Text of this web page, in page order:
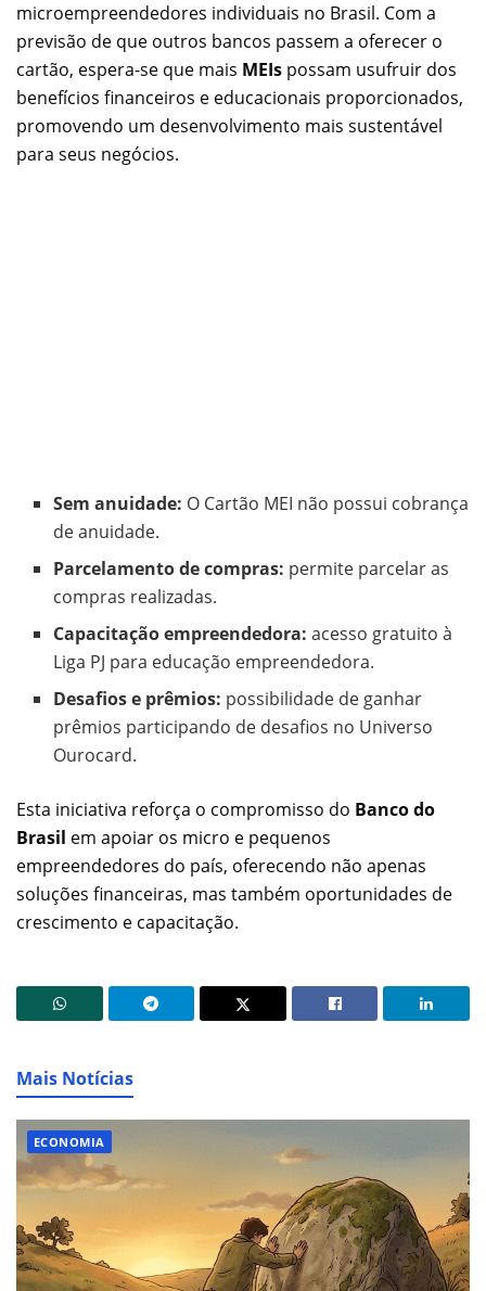
microempreendedores individuais no Brasil. Com a
previsão de que outros bancos passem a oferecer o
cartão, espera-se que mais MEIs possam usufruir dos
benefícios financeiros e educacionais proporcionados,
promovendo um desenvolvimento mais sustentável
para seus negócios.
Sem anuidade: O Cartão MEI não possui cobrança
de anuidade.
Parcelamento de compras: permite parcelar as
compras realizadas.
Capacitação empreendedora: acesso gratuito à
Liga PJ para educação empreendedora.
Desafios e prêmios: possibilidade de ganhar
prêmios participando de desafios no Universo
Ourocard.
Esta iniciativa reforça o compromisso do Banco do
Brasil em apoiar os micro e pequenos
empreendedores do país, oferecendo não apenas
soluções financeiras, mas também oportunidades de
crescimento e capacitação.
Mais Notícias
ECONOMIA